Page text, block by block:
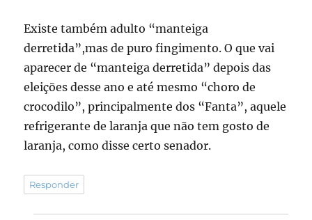
Existe também adulto “manteiga
derretida”,mas de puro fingimento. O que vai
aparecer de “manteiga derretida” depois das
eleições desse ano e até mesmo “choro de
crocodilo”, principalmente dos “Fanta”, aquele
refrigerante de laranja que não tem gosto de
laranja, como disse certo senador.
Responder